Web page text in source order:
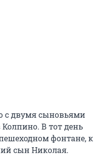
с двумя сыновьями
Колпино. В тот день
фонтане, к
сын Николая.